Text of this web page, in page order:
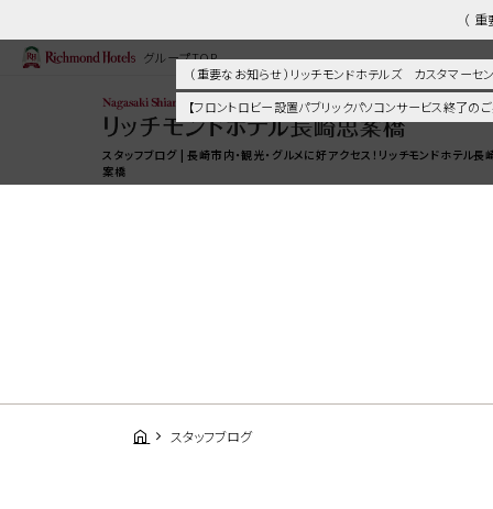
（
（ 重要なお知らせ ）リッチモンドホテルズ カスタマー
【フロントロビー設置パブリックパソコンサービス終了のご
グループTOP
スタッフブログ | 長崎市内・観光・グルメに好アクセス！リッチモンドホテル長
案橋
スタッフブログ